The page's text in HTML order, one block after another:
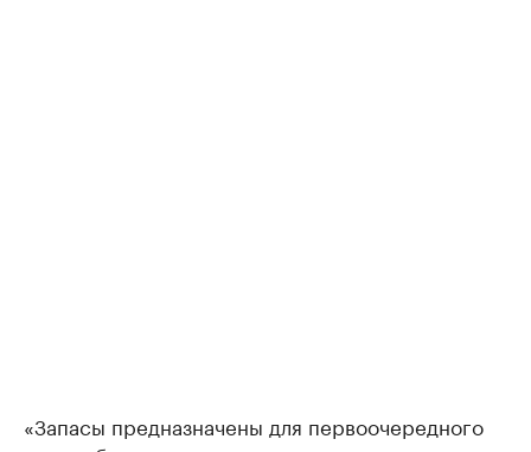
«Запасы предназначены для первоочередного